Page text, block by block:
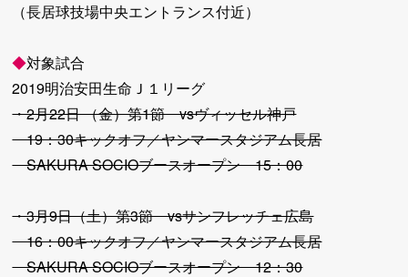
（長居球技場中央エントランス付近）
◆対象試合
2019明治安田生命Ｊ１リーグ
・2月22日 （金）第1節 vsヴィッセル神戸
19：30キックオフ／ヤンマースタジアム長居
SAKURA SOCIOブースオープン 15：00
・3月9日（土）第3節 vsサンフレッチェ広島
16：00キックオフ／ヤンマースタジアム長居
SAKURA SOCIOブースオープン 12：30